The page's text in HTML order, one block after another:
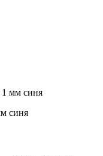
1 мм синя